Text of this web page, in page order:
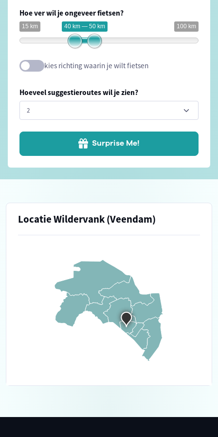
Hoe ver wil je ongeveer fietsen?
15 km 100 km
40 km — 50 km
kies richting waarin je wilt fietsen
Hoeveel suggestieroutes wil je zien?
Surprise Me!
Locatie Wildervank (Veendam)